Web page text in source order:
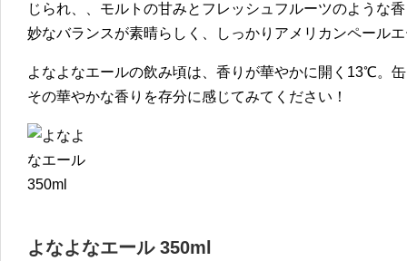
じられ、、モルトの甘みとフレッシュフルーツのような
妙なバランスが素晴らしく、しっかりアメリカンペール
よなよなエールの飲み頃は、香りが華やかに開く13℃。
その華やかな香りを存分に感じてみてください！
よなよなエール 350ml